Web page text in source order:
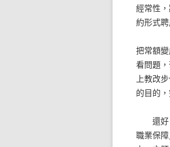
經常性
約形式聘
把常額
看問題
上教改
的目的
還好，
職業保